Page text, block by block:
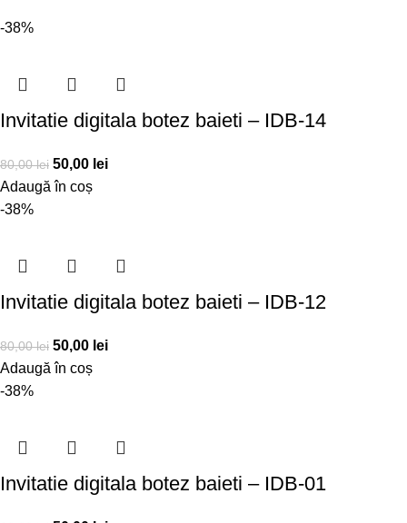
-38%
Invitatie digitala botez baieti – IDB-14
80,00lei 50,00 lei
Adaugă în coș
-38%
Invitatie digitala botez baieti – IDB-12
80,00lei 50,00 lei
Adaugă în coș
-38%
Invitatie digitala botez baieti – IDB-01